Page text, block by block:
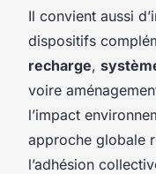
Il convient aussi
dispositifs
recharge,
voire
l’impact
approche globale
l’adhésion